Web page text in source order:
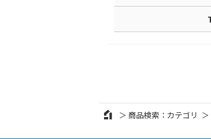
商品検索：カテゴリ